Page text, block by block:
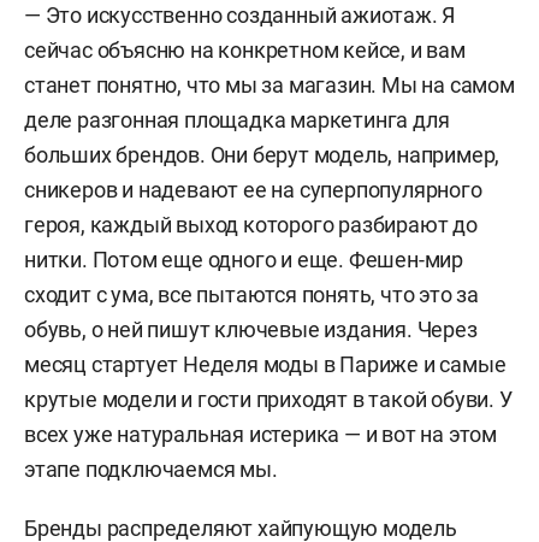
— Это искусственно созданный ажиотаж. Я
сейчас объясню на конкретном кейсе, и вам
станет понятно, что мы за магазин. Мы на самом
деле разгонная площадка маркетинга для
больших брендов. Они берут модель, например,
сникеров и надевают ее на суперпопулярного
героя, каждый выход которого разбирают до
нитки. Потом еще одного и еще. Фешен-мир
сходит с ума, все пытаются понять, что это за
обувь, о ней пишут ключевые издания. Через
месяц стартует Неделя моды в Париже и самые
крутые модели и гости приходят в такой обуви. У
всех уже натуральная истерика — и вот на этом
этапе подключаемся мы.
Бренды распределяют хайпующую модель